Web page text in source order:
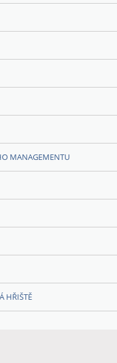
MANAGEMENTU
HŘIŠTĚ